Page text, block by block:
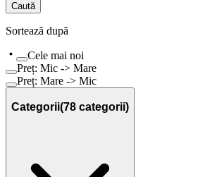
Caută
Sortează după
Cele mai noi
Preț: Mic -> Mare
Preț: Mare -> Mic
Categorii(78 categorii)